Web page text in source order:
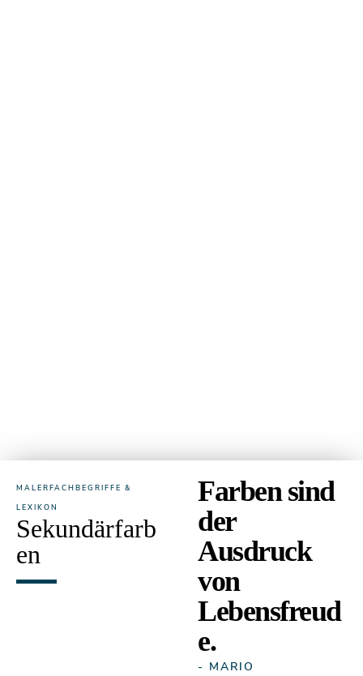
MALERFACHBEGRIFFE &
LEXIKON
Sekundärfarb
en
Farben sind
der
Ausdruck
von
Lebensfreud
e.
- MARIO